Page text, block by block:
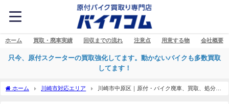
ホーム 買取・廃車実績 回収までの流れ 注意点 用意する物 会社概要
只今、原付スクーターの買取強化してます。動かないバイクも多数買取
してます！
ホーム 川崎市対応エリア
川崎市中原区｜原付・バイク廃車、買取、処分、